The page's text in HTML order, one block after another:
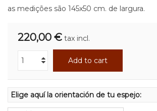
as medições são 145x50 cm. de largura.
220,00 € tax incl.
Add to cart
Elige aquí la orientación de tu espejo: